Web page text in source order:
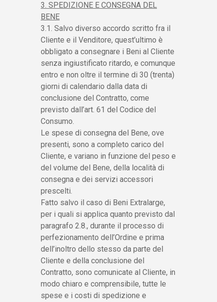
3. SPEDIZIONE E CONSEGNA DEL
BENE
3.1. Salvo diverso accordo scritto fra il
Cliente e il Venditore, quest’ultimo è
obbligato a consegnare i Beni al Cliente
senza ingiustificato ritardo, e comunque
entro e non oltre il termine di 30 (trenta)
giorni di calendario dalla data di
conclusione del Contratto, come
previsto dall’art. 61 del Codice del
Consumo.
Le spese di consegna del Bene, ove
presenti, sono a completo carico del
Cliente, e variano in funzione del peso e
del volume del Bene, della località di
consegna e dei servizi accessori
prescelti.
Fatto salvo il caso di Beni Extralarge,
per i quali si applica quanto previsto dal
paragrafo 2.8., durante il processo di
perfezionamento dell’Ordine e prima
dell’inoltro dello stesso da parte del
Cliente e della conclusione del
Contratto, sono comunicate al Cliente, in
modo chiaro e comprensibile, tutte le
spese e i costi di spedizione e